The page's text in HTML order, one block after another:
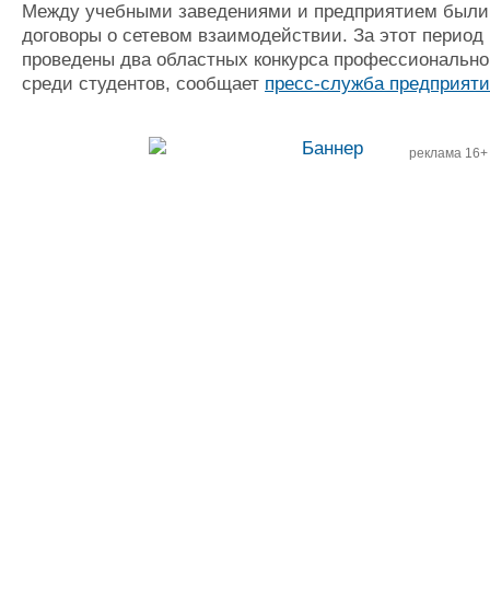
Между учебными заведениями и предприятием
договоры о сетевом взаимодействии. За этот период
проведены два областных конкурса
среди студентов, сообщает пресс-служба
реклама 16+